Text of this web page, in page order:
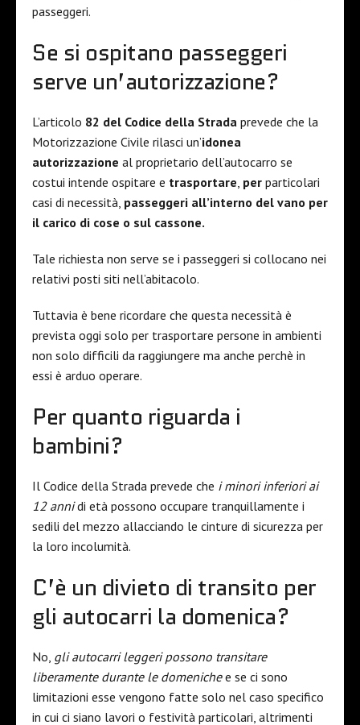
passeggeri.
Se si ospitano passeggeri
serve un’autorizzazione?
L’articolo 82 del Codice della Strada prevede che la
Motorizzazione Civile rilasci un’idonea
autorizzazione al proprietario dell’autocarro se
costui intende ospitare e trasportare, per particolari
casi di necessità, passeggeri all’interno del vano per
il carico di cose o sul cassone.
Tale richiesta non serve se i passeggeri si collocano nei
relativi posti siti nell’abitacolo.
Tuttavia è bene ricordare che questa necessità è
prevista oggi solo per trasportare persone in ambienti
non solo difficili da raggiungere ma anche perchè in
essi è arduo operare.
Per quanto riguarda i
bambini?
Il Codice della Strada prevede che i minori inferiori ai
12 annidi età possono occupare tranquillamente i
sedili del mezzo allacciando le cinture di sicurezza per
la loro incolumità.
C’è un divieto di transito per
gli autocarri la domenica?
No, gli autocarri leggeri possono transitare
liberamente durante le domenichee se ci sono
limitazioni esse vengono fatte solo nel caso specifico
in cui ci siano lavori o festività particolari, altrimenti